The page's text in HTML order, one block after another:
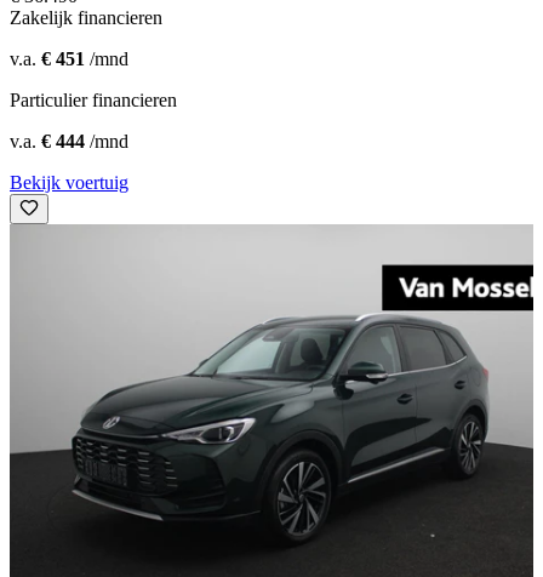
Zakelijk financieren
v.a. € 451 /mnd
Particulier financieren
v.a. € 444 /mnd
Bekijk voertuig